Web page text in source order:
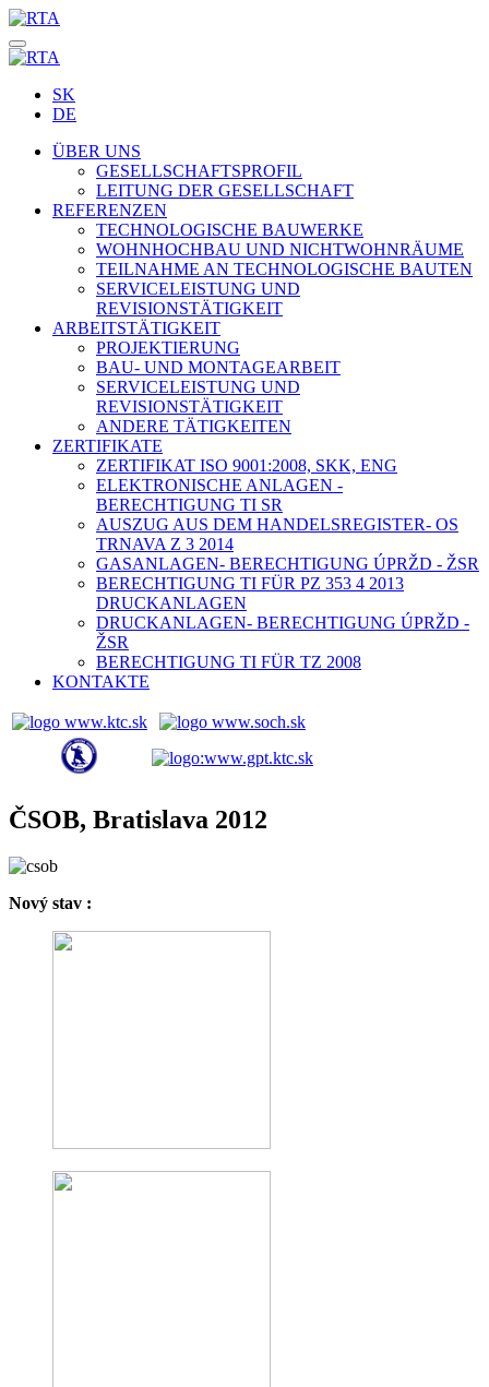
SK
DE
ÜBER UNS
GESELLSCHAFTSPROFIL
LEITUNG DER GESELLSCHAFT
REFERENZEN
TECHNOLOGISCHE BAUWERKE
WOHNHOCHBAU UND NICHTWOHNRÄUME
TEILNAHME AN TECHNOLOGISCHE BAUTEN
SERVICELEISTUNG UND
REVISIONSTÄTIGKEIT
ARBEITSTÄTIGKEIT
PROJEKTIERUNG
BAU- UND MONTAGEARBEIT
SERVICELEISTUNG UND
REVISIONSTÄTIGKEIT
ANDERE TÄTIGKEITEN
ZERTIFIKATE
ZERTIFIKAT ISO 9001:2008, SKK, ENG
ELEKTRONISCHE ANLAGEN -
BERECHTIGUNG TI SR
AUSZUG AUS DEM HANDELSREGISTER- OS
TRNAVA Z 3 2014
GASANLAGEN- BERECHTIGUNG ÚPRŽD - ŽSR
BERECHTIGUNG TI FÜR PZ 353 4 2013
DRUCKANLAGEN
DRUCKANLAGEN- BERECHTIGUNG ÚPRŽD -
ŽSR
BERECHTIGUNG TI FÜR TZ 2008
KONTAKTE
ČSOB, Bratislava 2012
Nový stav :